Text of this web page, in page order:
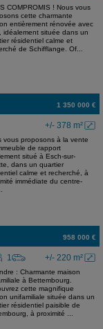
COMPROMIS ! Nous vous
cette charmante
entièrement rénovée avec
idéalement située dans un
résidentiel calme et
de Schifflange. Of...
1 350 000 €
+/- 378 m²
vous proposons à la vente
de rapport
situé à Esch-sur-
dans un quartier
calme et recherché, à
immédiate du centre-
958 000 €
+/- 220 m²
1
: Charmante maison
à Bettembourg.
cette magnifique
unifamiliale située dans un
résidentiel paisible de
à proximité ...